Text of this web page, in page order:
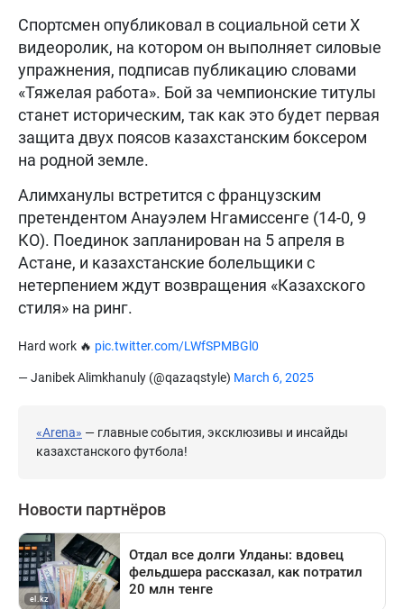
Спортсмен опубликовал в социальной сети Х
видеоролик, на котором он выполняет силовые
упражнения, подписав публикацию словами
«Тяжелая работа». Бой за чемпионские титулы
станет историческим, так как это будет первая
защита двух поясов казахстанским боксером
на родной земле.
Алимханулы встретится с французским
претендентом Анауэлем Нгамиссенге (14-0, 9
КО). Поединок запланирован на 5 апреля в
Астане, и казахстанские болельщики с
нетерпением ждут возвращения «Казахского
стиля» на ринг.
Hard work 🔥 pic.twitter.com/LWfSPMBGl0
— Janibek Alimkhanuly (@qazaqstyle) March 6, 2025
«Arena» — главные события, эксклюзивы и инсайды
казахстанского футбола!